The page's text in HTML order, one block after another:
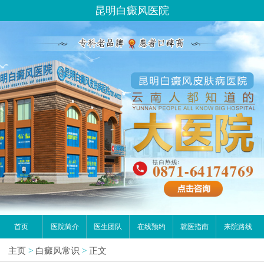
昆明白癜风医院
首页 医院简介 医生团队 在线预约 就医指南 来院路线
主页 > 白癜风常识 > 正文